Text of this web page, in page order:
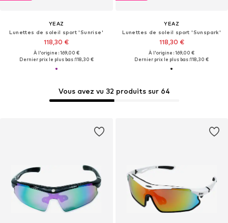
YEAZ
Lunettes de soleil sport 'Sunrise'
118,30 €
À l'origine : 169,00 €
Dernier prix le plus bas :118,30 €
YEAZ
Lunettes de soleil sport 'Sunspark'
118,30 €
À l'origine : 169,00 €
Dernier prix le plus bas :118,30 €
Vous avez vu 32 produits sur 64